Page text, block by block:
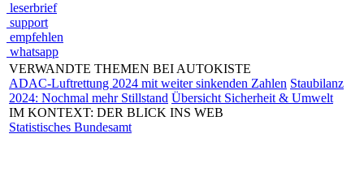
leserbrief
support
empfehlen
whatsapp
VERWANDTE THEMEN BEI AUTOKISTE
ADAC-Luftrettung 2024 mit weiter sinkenden Zahlen Staubilanz
2024: Nochmal mehr Stillstand Übersicht Sicherheit & Umwelt
IM KONTEXT: DER BLICK INS WEB
Statistisches Bundesamt